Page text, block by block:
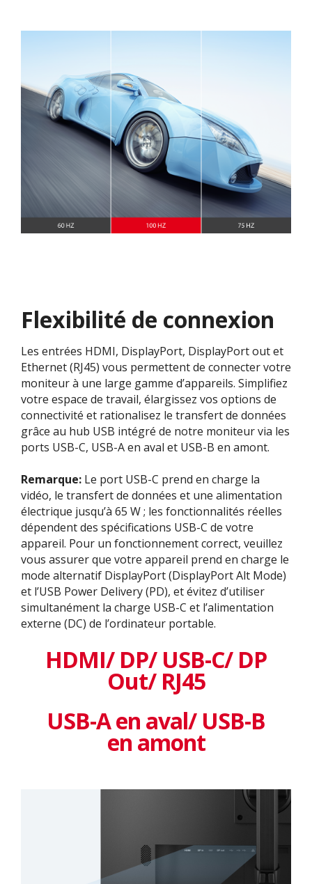
Flexibilité de connexion
Les entrées HDMI, DisplayPort, DisplayPort out et
Ethernet (RJ45) vous permettent de connecter votre
moniteur à une large gamme d’appareils. Simplifiez
votre espace de travail, élargissez vos options de
connectivité et rationalisez le transfert de données
grâce au hub USB intégré de notre moniteur via les
ports USB-C, USB-A en aval et USB-B en amont.
Remarque: Le port USB-C prend en charge la
vidéo, le transfert de données et une alimentation
électrique jusqu’à 65 W ; les fonctionnalités réelles
dépendent des spécifications USB-C de votre
appareil. Pour un fonctionnement correct, veuillez
vous assurer que votre appareil prend en charge le
mode alternatif DisplayPort (DisplayPort Alt Mode)
et l’USB Power Delivery (PD), et évitez d’utiliser
simultanément la charge USB-C et l’alimentation
externe (DC) de l’ordinateur portable.
HDMI/ DP/ USB-C/ DP
Out/ RJ45
USB-A en aval/ USB-B
en amont